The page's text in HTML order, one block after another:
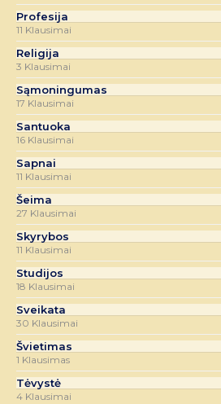
Profesija
11 Klausimai
Religija
3 Klausimai
Sąmoningumas
17 Klausimai
Santuoka
16 Klausimai
Sapnai
11 Klausimai
Šeima
27 Klausimai
Skyrybos
11 Klausimai
Studijos
18 Klausimai
Sveikata
30 Klausimai
Švietimas
1 Klausimas
Tėvystė
4 Klausimai